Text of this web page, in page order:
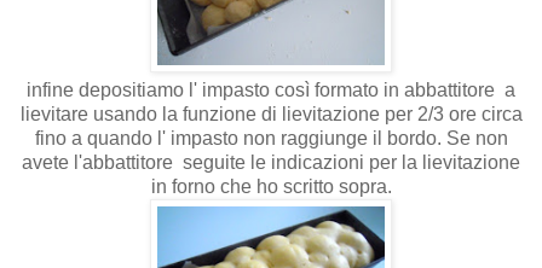
infine depositiamo l' impasto così formato in abbattitore a
lievitare usando la funzione di lievitazione per 2/3 ore circa
fino a quando l' impasto non raggiunge il bordo. Se non
avete l'abbattitore seguite le indicazioni per la lievitazione
in forno che ho scritto sopra.